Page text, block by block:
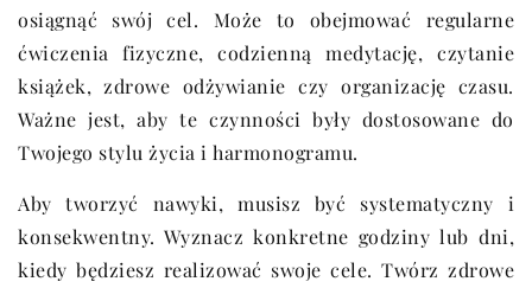
osiągnąć swój cel. Może to obejmować regularne
ćwiczenia fizyczne, codzienną medytację, czytanie
książek, zdrowe odżywianie czy organizację czasu.
Ważne jest, aby te czynności były dostosowane do
Twojego stylu życia i harmonogramu.
Aby tworzyć nawyki, musisz być systematyczny i
konsekwentny. Wyznacz konkretne godziny lub dni,
kiedy będziesz realizować swoje cele. Twórz zdrowe